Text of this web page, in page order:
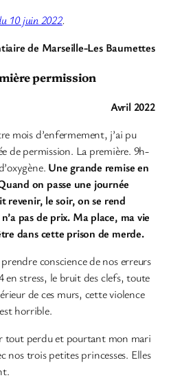
10 juin 2022.
de Marseille-Les Baumettes
permission
Avril 2022
mois d’enfermement, j’ai pu
de permission. La première. 9h-
Une grande remise en
on passe une journée
revenir, le soir, on se rend
pas de prix. Ma place, ma vie
dans cette prison de merde.
conscience de nos erreurs
en stress, le bruit des clefs, toute
de ces murs, cette violence
horrible.
tout perdu et pourtant mon mari
nos trois petites princesses. Elles